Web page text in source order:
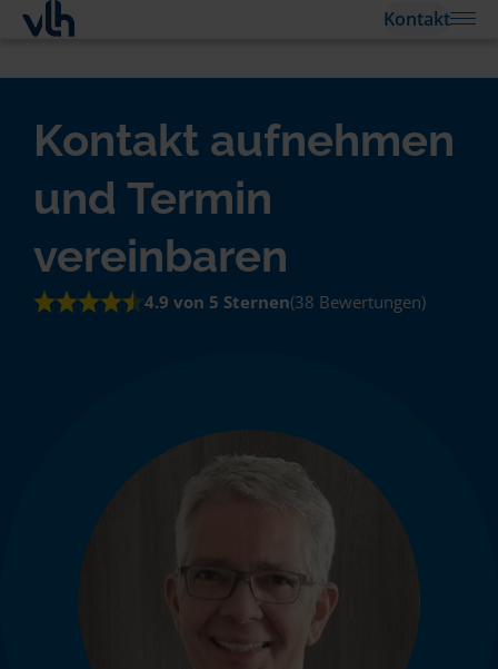
Kontakt
Kontakt aufnehmen
und Termin
vereinbaren
4.9 von 5 Sternen(38 Bewertungen)